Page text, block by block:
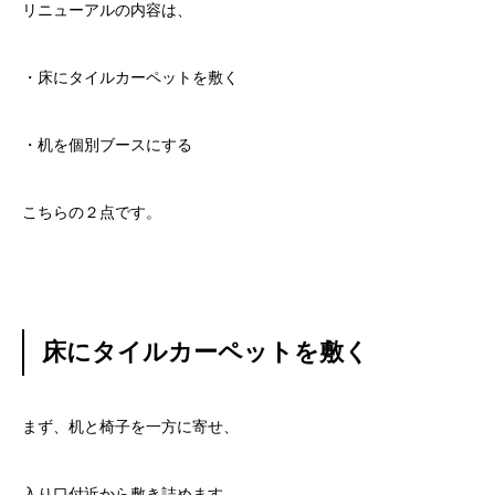
リニューアルの内容は、
・床にタイルカーペットを敷く
・机を個別ブースにする
こちらの２点です。
床にタイルカーペットを敷く
まず、机と椅子を一方に寄せ、